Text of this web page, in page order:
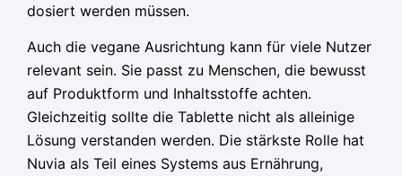
dosiert werden müssen.
Auch die vegane Ausrichtung kann für viele Nutzer
relevant sein. Sie passt zu Menschen, die bewusst
auf Produktform und Inhaltsstoffe achten.
Gleichzeitig sollte die Tablette nicht als alleinige
Lösung verstanden werden. Die stärkste Rolle hat
Nuvia als Teil eines Systems aus Ernährung,